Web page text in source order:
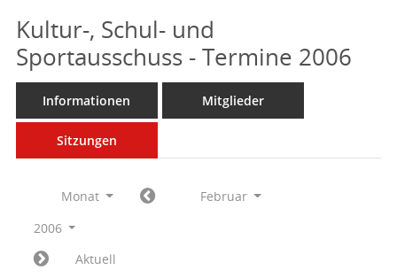
Kultur-, Schul- und
Sportausschuss - Termine 2006
Informationen Mitglieder
Sitzungen
Monat
Februar
2006
Aktuell